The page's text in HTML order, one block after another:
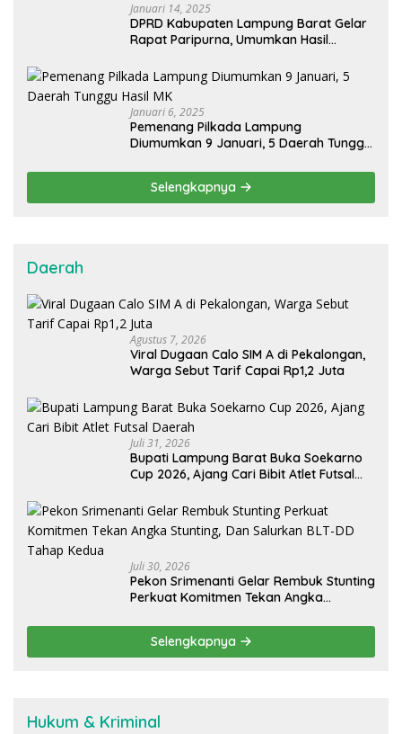
Januari 14, 2025
DPRD Kabupaten Lampung Barat Gelar
Rapat Paripurna, Umumkan Hasil
Januari 6, 2025
Pemenang Pilkada Lampung
Diumumkan 9 Januari, 5 Daerah Tunggu
Selengkapnya
Daerah
Agustus 7, 2026
Viral Dugaan Calo SIM A di Pekalongan,
Warga Sebut Tarif Capai Rp1,2 Juta
Juli 31, 2026
Bupati Lampung Barat Buka Soekarno
Cup 2026, Ajang Cari Bibit Atlet Futsal
Juli 30, 2026
Pekon Srimenanti Gelar Rembuk Stunting
Perkuat Komitmen Tekan Angka
Kedua
Selengkapnya
Hukum & Kriminal